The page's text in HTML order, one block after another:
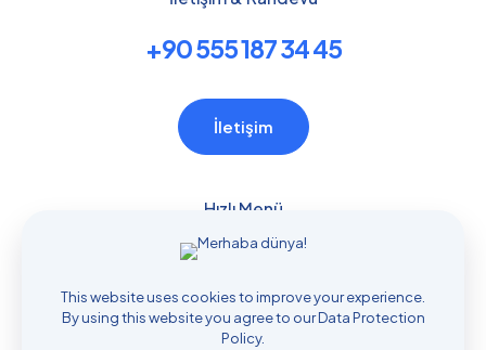
+90 555 187 34 45
İletişim
Hızlı Menü
Ana Sayfa
İletişim
This website uses cookies to improve your experience.
By using this website you agree to ourData Protection
Policy.